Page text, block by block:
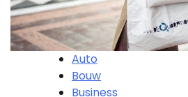
Auto
Bouw
Business